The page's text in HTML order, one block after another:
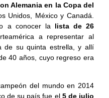
Alemania en la Copa del
Unidos, México y Canadá.
a conocer la lista de 26
a representar al
de su quinta estrella, y allí
40 años, cuyo regreso era
del mundo en 2014
de su país fue el 5 de julio